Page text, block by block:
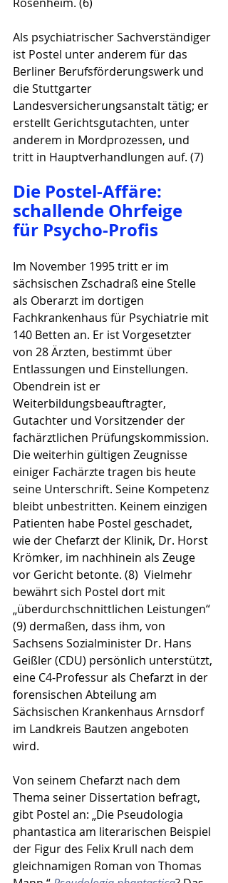
Als psychiatrischer Sachverständiger
ist Postel unter anderem für das
Berliner Berufsförderungswerk und
die Stuttgarter
Landesversicherungsanstalt tätig; er
erstellt Gerichtsgutachten, unter
anderem in Mordprozessen, und
tritt in Hauptverhandlungen auf. (7)
Die Postel-Affäre:
schallende Ohrfeige
für Psycho-Profis
Im November 1995 tritt er im
sächsischen Zschadraß eine Stelle
als Oberarzt im dortigen
Fachkrankenhaus für Psychiatrie mit
140 Betten an. Er ist Vorgesetzter
von 28 Ärzten, bestimmt über
Entlassungen und Einstellungen.
Obendrein ist er
Weiterbildungsbeauftragter,
Gutachter und Vorsitzender der
fachärztlichen Prüfungskommission.
Die weiterhin gültigen Zeugnisse
einiger Fachärzte tragen bis heute
seine Unterschrift. Seine Kompetenz
bleibt unbestritten. Keinem einzigen
Patienten habe Postel geschadet,
wie der Chefarzt der Klinik, Dr. Horst
Krömker, im nachhinein als Zeuge
vor Gericht betonte. (8)  Vielmehr
bewährt sich Postel dort mit
„überdurchschnittlichen Leistungen“
(9) dermaßen, dass ihm, von
Sachsens Sozialminister Dr. Hans
Geißler (CDU) persönlich unterstützt,
eine C4-Professur als Chefarzt in der
forensischen Abteilung am
Sächsischen Krankenhaus Arnsdorf
im Landkreis Bautzen angeboten
wird.
Von seinem Chefarzt nach dem
Thema seiner Dissertation befragt,
gibt Postel an: „Die Pseudologia
phantastica am literarischen Beispiel
der Figur des Felix Krull nach dem
gleichnamigen Roman von Thomas